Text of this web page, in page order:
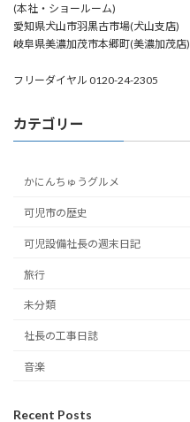
(本社・ショールーム)
愛知県犬山市羽黒古市場(犬山支店)
岐阜県美濃加茂市本郷町(美濃加茂店)
フリーダイヤル 0120-24-2305
カテゴリー
かにんちゅうグルメ
可児市の歴史
可児設備社長の週末日記
旅行
未分類
社長の工事日誌
音楽
Recent Posts